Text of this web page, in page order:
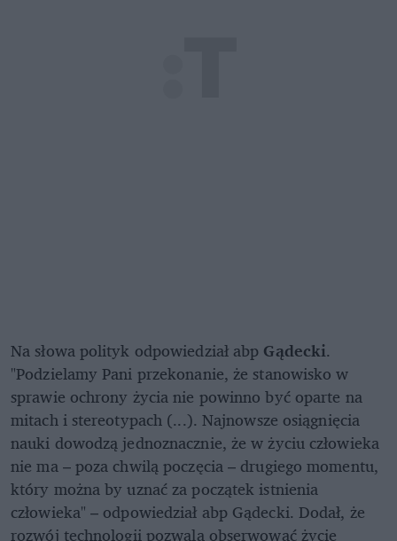
Na słowa polityk odpowiedział abp Gądecki.
"Podzielamy Pani przekonanie, że stanowisko w
sprawie ochrony życia nie powinno być oparte na
mitach i stereotypach (...). Najnowsze osiągnięcia
nauki dowodzą jednoznacznie, że w życiu człowieka
nie ma – poza chwilą poczęcia – drugiego momentu,
który można by uznać za początek istnienia
człowieka" – odpowiedział abp Gądecki. Dodał, że
rozwój technologii pozwala obserwować życie